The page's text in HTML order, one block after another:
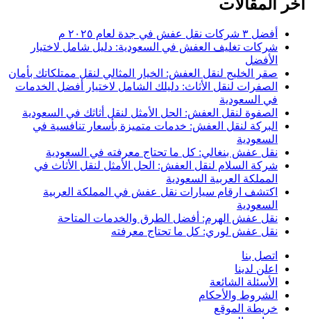
اخر المقالات
أفضل ٣ شركات نقل عفش في جدة لعام ٢٠٢٥ م
شركات تغليف العفش في السعودية: دليل شامل لاختيار
الأفضل
صقر الخليج لنقل العفش: الخيار المثالي لنقل ممتلكاتك بأمان
الصفرات لنقل الأثاث: دليلك الشامل لاختيار أفضل الخدمات
في السعودية
الصفوة لنقل العفش: الحل الأمثل لنقل أثاثك في السعودية
البركة لنقل العفش: خدمات متميزة بأسعار تنافسية في
السعودية
نقل عفش بنغالي: كل ما تحتاج معرفته في السعودية
شركة السلام لنقل العفش: الحل الأمثل لنقل الأثاث في
المملكة العربية السعودية
اكتشف ارقام سيارات نقل عفش في المملكة العربية
السعودية
نقل عفش الهرم: أفضل الطرق والخدمات المتاحة
نقل عفش لوري: كل ما تحتاج معرفته
اتصل بنا
اعلن لدينا
الأسئلة الشائعة
الشروط والأحكام
خريطة الموقع